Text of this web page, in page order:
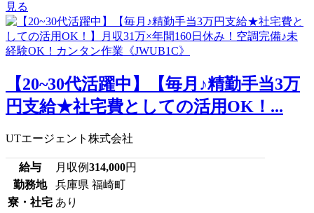
見る
【20~30代活躍中】【毎月♪精勤手当3万
円支給★社宅費としての活用OK！...
UTエージェント株式会社
給与 月収例314,000円
勤務地
兵庫県 福崎町
寮・社宅 あり